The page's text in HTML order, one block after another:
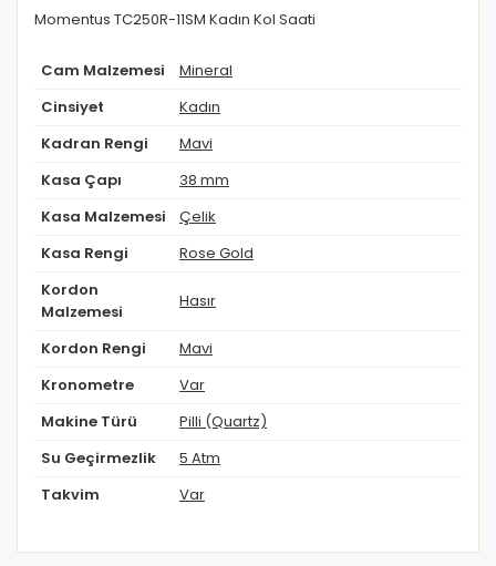
Momentus TC250R-11SM Kadın Kol Saati
Cam Malzemesi Mineral
Cinsiyet Kadın
Kadran Rengi Mavi
Kasa Çapı 38 mm
Kasa Malzemesi Çelik
Kasa Rengi Rose Gold
Kordon
Malzemesi
Hasır
Kordon Rengi Mavi
Kronometre Var
Makine Türü Pilli (Quartz)
Su Geçirmezlik 5 Atm
Takvim Var